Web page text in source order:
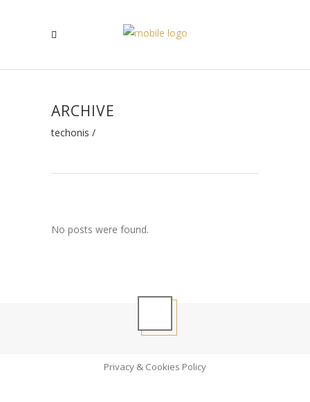
ARCHIVE
techonis /
No posts were found.
Privacy & Cookies Policy